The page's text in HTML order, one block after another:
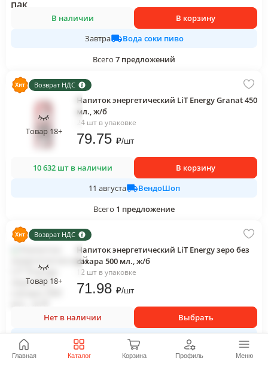
Главная Каталог Корзина Профиль Меню
В наличии
В корзину
Завтра
Вода соки пиво
Всего 7 предложений
Возврат НДС
Товар 18+
Напиток энергетический LiT Energy Granat 450
мл., ж/б
24 шт в упаковке
79.75 ₽/шт
10 632 шт в наличии
В корзину
11 августа
ВендоШоп
Всего 1 предложение
Возврат НДС
Товар 18+
Напиток энергетический LiT Energy зеро без
сахара 500 мл., ж/б
12 шт в упаковке
71.98 ₽/шт
Нет в наличии
Выбрать
ЮГ-СЕРВИС
Всего
предложений